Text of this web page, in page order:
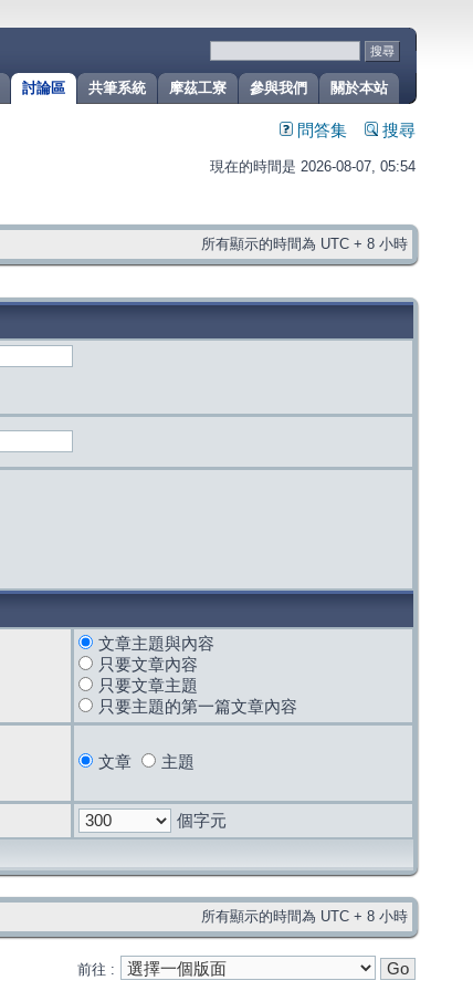
關於本站
參與我們
摩茲工寮
共筆系統
討論區
問答集 搜尋
現在的時間是 2026-08-07, 05:54
所有顯示的時間為 UTC + 8 小時
文章主題與內容
只要文章內容
只要文章主題
只要主題的第一篇文章內容
文章 主題
個字元
所有顯示的時間為 UTC + 8 小時
前往 :